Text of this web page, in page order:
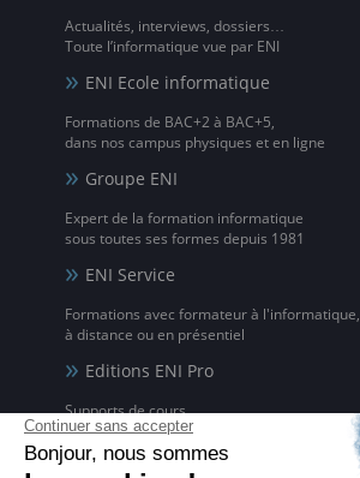
Actualités, interviews, dossiers…
Toute l’informatique vue par ENI
ENI Ecole informatique
Formations de BAC+2 à BAC+5,
dans nos campus physiques et en ligne
Groupe ENI
Expert de la formation informatique
sous toutes ses formes depuis 1981
ENI Service
Formations avec formateur à l'informatique,
à distance ou en présentiel
Editions ENI Pro
Supports de cours
pour les organismes de formation
ENI elearning